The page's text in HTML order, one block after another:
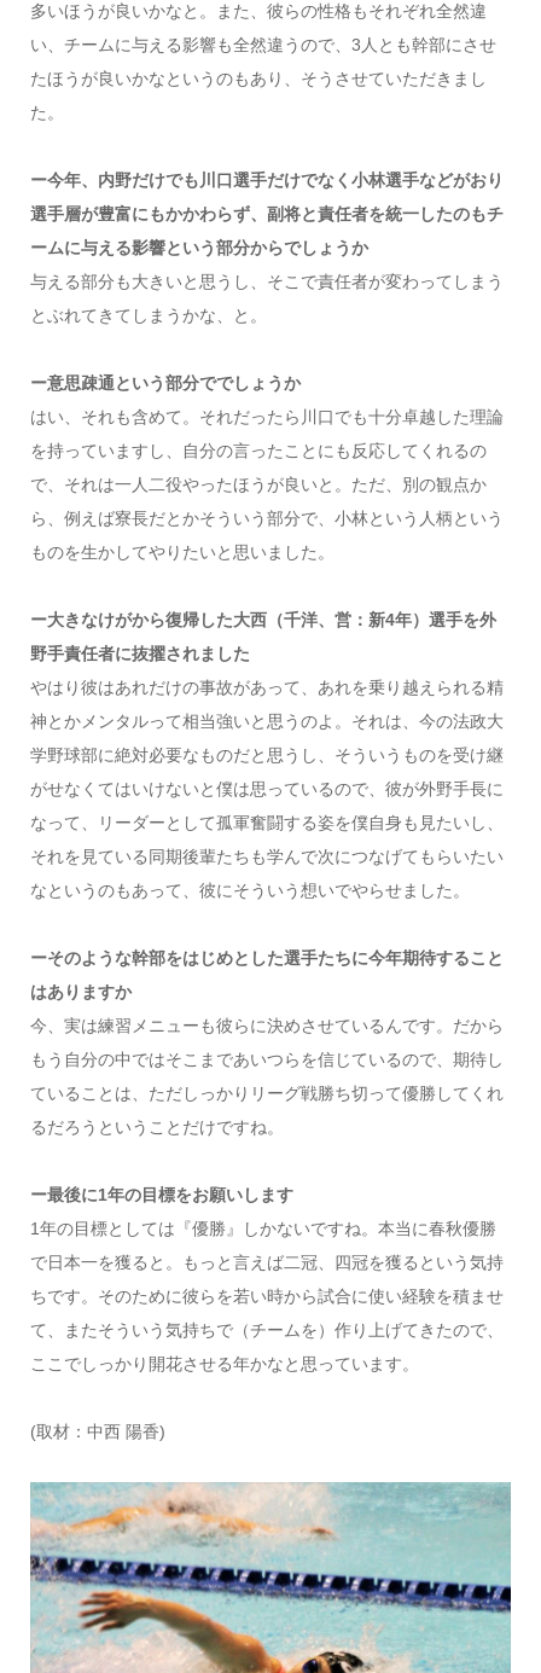
多いほうが良いかなと。また、彼らの性格もそれぞれ全然違
い、チームに与える影響も全然違うので、3人とも幹部にさせ
たほうが良いかなというのもあり、そうさせていただきまし
た。
ー今年、内野だけでも川口選手だけでなく小林選手などがおり
選手層が豊富にもかかわらず、副将と責任者を統一したのもチ
ームに与える影響という部分からでしょうか
与える部分も大きいと思うし、そこで責任者が変わってしまう
とぶれてきてしまうかな、と。
ー意思疎通という部分ででしょうか
はい、それも含めて。それだったら川口でも十分卓越した理論
を持っていますし、自分の言ったことにも反応してくれるの
で、それは一人二役やったほうが良いと。ただ、別の観点か
ら、例えば寮長だとかそういう部分で、小林という人柄という
ものを生かしてやりたいと思いました。
ー大きなけがから復帰した大西（千洋、営：新4年）選手を外
野手責任者に抜擢されました
やはり彼はあれだけの事故があって、あれを乗り越えられる精
神とかメンタルって相当強いと思うのよ。それは、今の法政大
学野球部に絶対必要なものだと思うし、そういうものを受け継
がせなくてはいけないと僕は思っているので、彼が外野手長に
なって、リーダーとして孤軍奮闘する姿を僕自身も見たいし、
それを見ている同期後輩たちも学んで次につなげてもらいたい
なというのもあって、彼にそういう想いでやらせました。
ーそのような幹部をはじめとした選手たちに今年期待すること
はありますか
今、実は練習メニューも彼らに決めさせているんです。だから
もう自分の中ではそこまであいつらを信じているので、期待し
ていることは、ただしっかりリーグ戦勝ち切って優勝してくれ
るだろうということだけですね。
ー最後に1年の目標をお願いします
1年の目標としては『優勝』しかないですね。本当に春秋優勝
で日本一を獲ると。もっと言えば二冠、四冠を獲るという気持
ちです。そのために彼らを若い時から試合に使い経験を積ませ
て、またそういう気持ちで（チームを）作り上げてきたので、
ここでしっかり開花させる年かなと思っています。
(取材：中西 陽香)